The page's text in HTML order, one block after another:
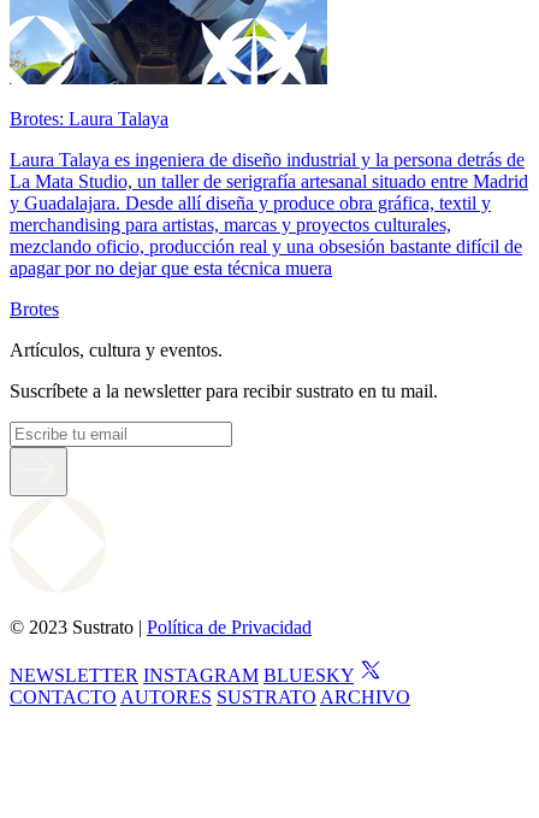
Brotes: Laura Talaya
Laura Talaya es ingeniera de diseño industrial y la persona detrás de
La Mata Studio, un taller de serigrafía artesanal situado entre Madrid
y Guadalajara. Desde allí diseña y produce obra gráfica, textil y
merchandising para artistas, marcas y proyectos culturales,
mezclando oficio, producción real y una obsesión bastante difícil de
apagar por no dejar que esta técnica muera
Brotes
Artículos, cultura y eventos.
Suscríbete a la newsletter para recibir sustrato en tu mail.
© 2023 Sustrato | Política de Privacidad
NEWSLETTER INSTAGRAM BLUESKY
CONTACTO AUTORES SUSTRATO ARCHIVO